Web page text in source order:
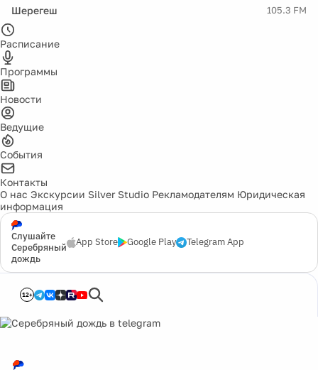
Шерегеш 105.3 FM
Расписание
Программы
Новости
Ведущие
События
Контакты
О нас Экскурсии Silver Studio Рекламодателям Юридическая
информация
Слушайте
Серебряный
дождь
App Store Google Play Telegram App
12+